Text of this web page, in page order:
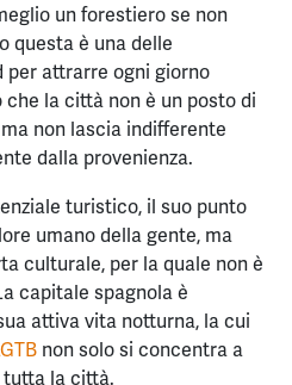
un forestiero se non
questa è una delle
per attrarre ogni giorno
la città non è un posto di
non lascia indifferente
dalla provenienza.
turistico, il suo punto
umano della gente, ma
culturale, per la quale non è
capitale spagnola è
attiva vita notturna, la cui
non solo si concentra a
tutta la città.